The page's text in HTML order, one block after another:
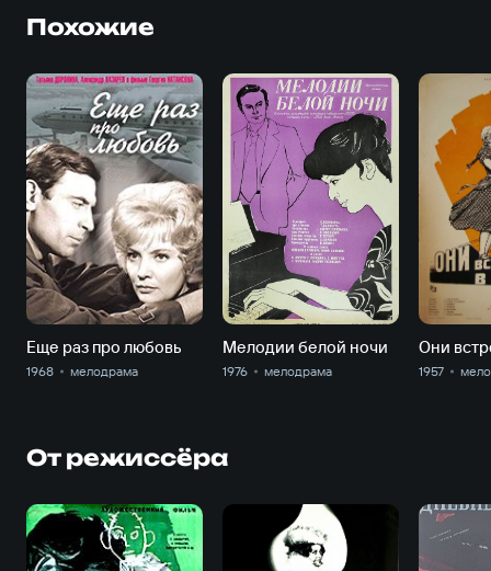
Похожие
Еще раз про любовь
1968 мелодрама
Мелодии белой ночи
1976 мелодрама 1957
От режиссёра